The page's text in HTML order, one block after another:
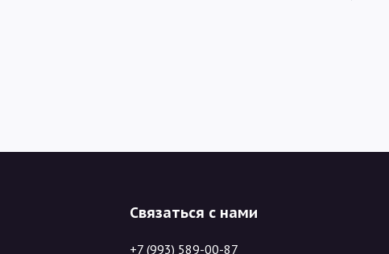
Связаться с нами
+7 (993) 589-00-87